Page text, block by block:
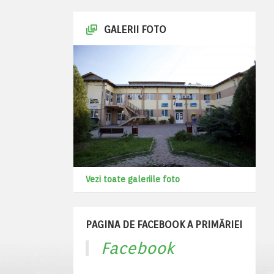
GALERII FOTO
Vezi toate galeriile foto
PAGINA DE FACEBOOK A PRIMĂRIEI
Facebook